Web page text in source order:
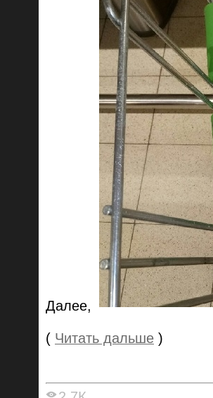
Далее,
( Читать дальше )